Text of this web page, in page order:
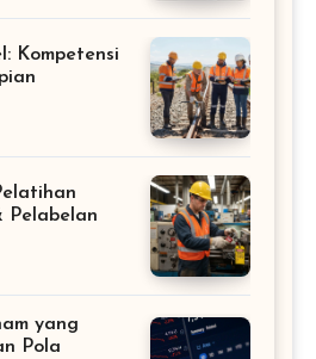
Kompetensi
Pelabelan
yang
Pola